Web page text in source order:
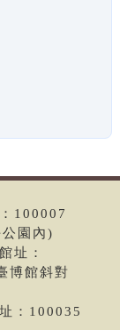
100007
園內)
址：
博館斜對
：100035